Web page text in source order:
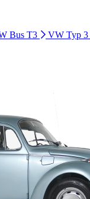
Bus T3 VW Typ 3